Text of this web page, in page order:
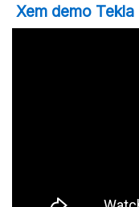
Xem demo Tekla